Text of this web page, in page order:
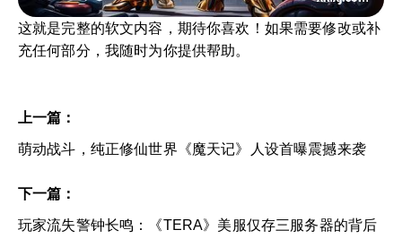
这就是完整的软文内容，期待你喜欢！如果需要修改或补
充任何部分，我随时为你提供帮助。
上一篇：
萌动战斗，纯正修仙世界《魔天记》人设首曝震撼来袭
下一篇：
玩家流失警钟长鸣：《TERA》美服仅存三服务器的背后